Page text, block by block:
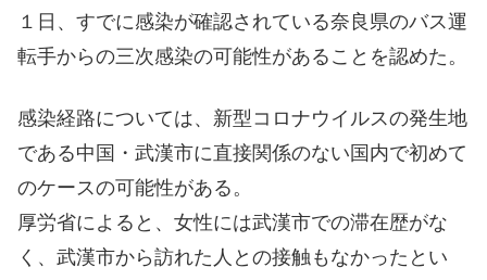
１日、すでに感染が確認されている奈良県のバス運
転手からの三次感染の可能性があることを認めた。
感染経路については、新型コロナウイルスの発生地
である中国・武漢市に直接関係のない国内で初めて
のケースの可能性がある。
厚労省によると、女性には武漢市での滞在歴がな
く、武漢市から訪れた人との接触もなかったとい